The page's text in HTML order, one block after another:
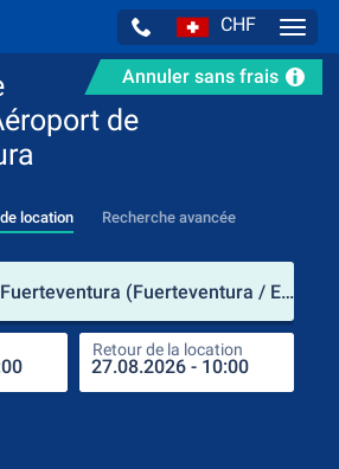
CHF
Annuler sans frais
de
location Recherche avancée
Aéroport de Fuerteventura (Fuerteventura / Espagne)
Retour de la location